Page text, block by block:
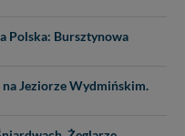
Polska: Bursztynowa
Jeziorze Wydmińskim.
lub usunięcia,
Twoich
Ci skasowanie
nie możemy tego